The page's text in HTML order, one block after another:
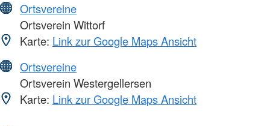
Ortsvereine
Ortsverein Wittorf
Karte: Link zur Google Maps Ansicht
Ortsvereine
Ortsverein Westergellersen
Karte: Link zur Google Maps Ansicht